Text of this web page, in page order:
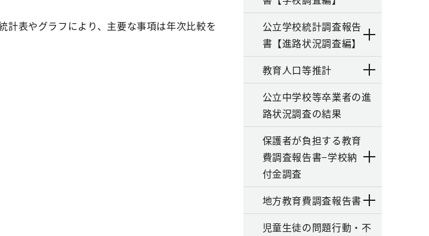
計表やグラフにより、主要な事項は年次比較を
公立学校統計調査報告
書【進路状況調査編】
教育人口等推計
公立中学校等卒業者の進
路状況調査の結果
保護者が負担する教育
費調査報告書−学校納
付金調査
地方教育費調査報告書
児童生徒の問題行動・不